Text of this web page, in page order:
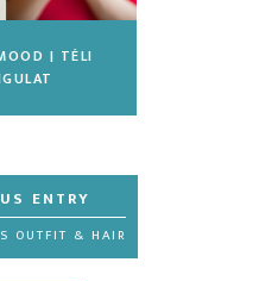
| TÉLI
OUTFIT & HAIR